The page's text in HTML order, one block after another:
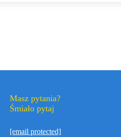
Masz pytania?
Śmiało pytaj
[email protected]